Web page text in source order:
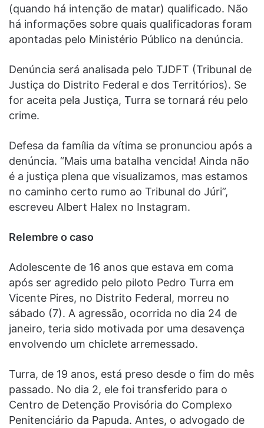
(quando há intenção de matar) qualificado. Não
há informações sobre quais qualificadoras foram
apontadas pelo Ministério Público na denúncia.
Denúncia será analisada pelo TJDFT (Tribunal de
Justiça do Distrito Federal e dos Territórios). Se
for aceita pela Justiça, Turra se tornará réu pelo
crime.
Defesa da família da vítima se pronunciou após a
denúncia. “Mais uma batalha vencida! Ainda não
é a justiça plena que visualizamos, mas estamos
no caminho certo rumo ao Tribunal do Júri”,
escreveu Albert Halex no Instagram.
Relembre o caso
Adolescente de 16 anos que estava em coma
após ser agredido pelo piloto Pedro Turra em
Vicente Pires, no Distrito Federal, morreu no
sábado (7). A agressão, ocorrida no dia 24 de
janeiro, teria sido motivada por uma desavença
envolvendo um chiclete arremessado.
Turra, de 19 anos, está preso desde o fim do mês
passado. No dia 2, ele foi transferido para o
Centro de Detenção Provisória do Complexo
Penitenciário da Papuda. Antes, o advogado de